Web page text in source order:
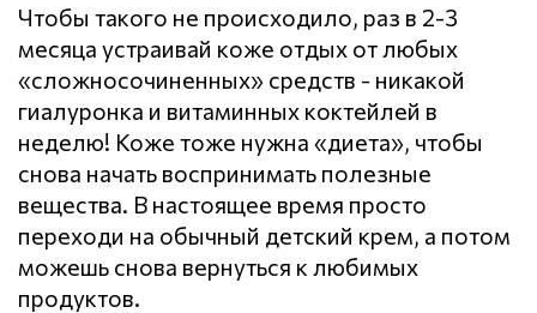
Чтобы такого не происходило, раз в 2-3
месяца устраивай коже отдых от любых
«сложносочиненных» средств - никакой
гиалуронка и витаминных коктейлей в
неделю! Коже тоже нужна «диета», чтобы
снова начать воспринимать полезные
вещества. В настоящее время просто
переходи на обычный детский крем, а потом
можешь снова вернуться к любимых
продуктов.